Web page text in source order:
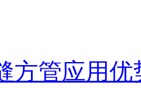
方管应用优